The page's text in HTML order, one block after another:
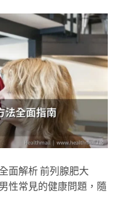
面解析 前列腺肥大
性常見的健康問題，隨